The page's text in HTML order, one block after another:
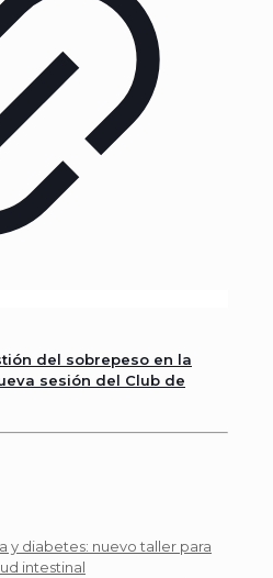
del sobrepeso en la
sesión del Club de
y diabetes: nuevo taller para
intestinal